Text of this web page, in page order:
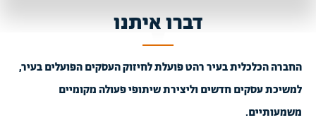
דברו איתנו
החברה הכלכלית בעיר רהט פועלת לחיזוק העסקים הפועלים בעיר,
למשיכת עסקים חדשים וליצירת שיתופי פעולה מקומיים
משמעותיים.